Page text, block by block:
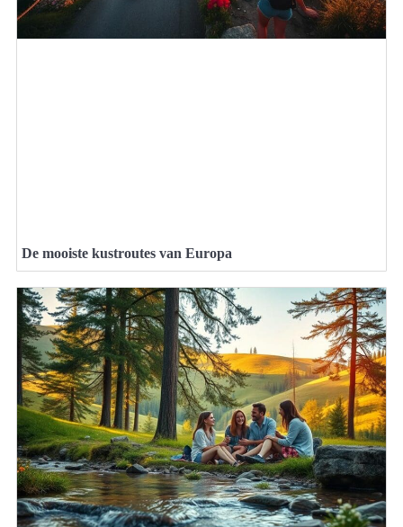
De mooiste kustroutes van Europa